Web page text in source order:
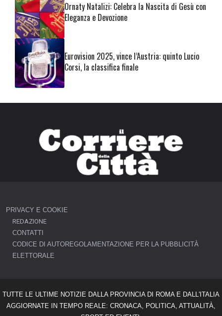
Ornaty Natalizi: Celebra la Nascita di Gesù con
Eleganza e Devozione
Eurovision 2025, vince l’Austria: quinto Lucio
Corsi, la classifica finale
PRIVACY E COOKIE
REDAZIONE
CONTATTI
CODICE DI AUTOREGOLAMENTAZIONE PER LA PUBBLICITÀ
ELETTORALE
TUTTE LE ULTIME NOTIZIE DALLA PROVINCIA DI ROMA E DALL'ITALIA
AGGIORNATE IN TEMPO REALE: CRONACA, POLITICA, ATTUALITÀ,